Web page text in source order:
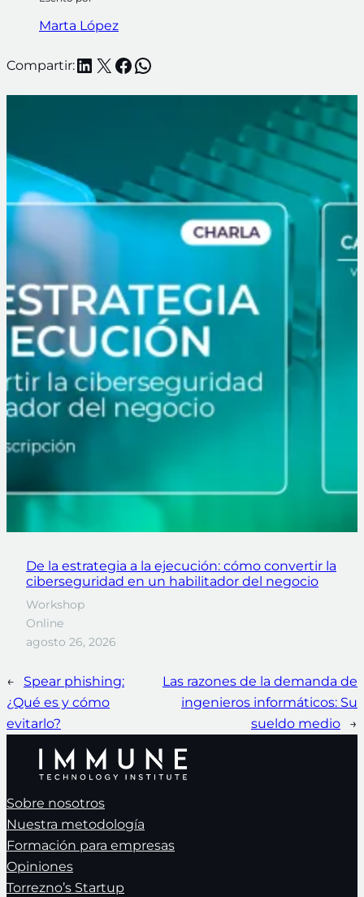
Marta López
Compartir:LinkedIn
X Facebook
WhatsApp
De la estrategia a la ejecución: cómo convertir la
ciberseguridad en un habilitador del negocio
Workshop
Online
agosto 26, 2026
←
Spear phishing:
¿Qué es y cómo
evitarlo?
Las razones de la demanda de
ingenieros informáticos: Su
sueldo medio
→
Sobre nosotros
Nuestra metodología
Formación para empresas
Opiniones
Torrezno’s Startup